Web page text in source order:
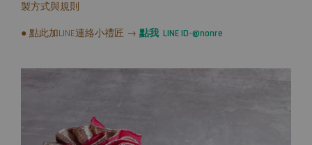
製方式與規則
● 點此加LINE連絡小禮匠 → 點我 LINE ID-@nonre